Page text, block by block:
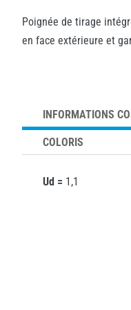
Poignée de tirage
en face extérieure et
INFORMATIONS
COLORIS
Ud = 1,1